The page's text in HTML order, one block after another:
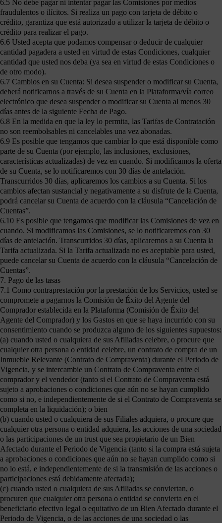
6.5 No debe pagar ni intentar pagar las Comisiones por medios
fraudulentos o ilícitos. Si realiza un pago con tarjeta de débito o
crédito, garantiza que está autorizado a utilizar la tarjeta de débito o
crédito para realizar el pago.
6.6 Usted acepta que podamos compensar o deducir de cualquier
cantidad pagadera a usted en virtud de estas Condiciones, cualquier
cantidad que usted nos deba (ya sea en virtud de estas Condiciones o
de otro modo).
6.7 Cambios en su Cuenta: Si desea suspender o modificar su Cuenta,
deberá notificarnos a través de su Cuenta en la Plataforma/vía correo
electrónico que desea suspender o modificar su Cuenta al menos 30
días antes de la siguiente Fecha de Pago.
6.8 En la medida en que la ley lo permita, las Tarifas de Contratación
no son reembolsables ni cancelables una vez abonadas.
6.9 Es posible que tengamos que cambiar lo que está disponible como
parte de su Cuenta (por ejemplo, las inclusiones, exclusiones,
características actualizadas) de vez en cuando. Si modificamos la oferta
de su Cuenta, se lo notificaremos con 30 días de antelación.
Transcurridos 30 días, aplicaremos los cambios a su Cuenta. Si los
cambios afectan sustancial y negativamente a su disfrute de la Cuenta,
podrá cancelar su Cuenta de acuerdo con la cláusula “Cancelación de
Cuentas”.
6.10 Es posible que tengamos que modificar las Comisiones de vez en
cuando. Si modificamos las Comisiones, se lo notificaremos con 30
días de antelación. Transcurridos 30 días, aplicaremos a su Cuenta la
Tarifa actualizada. Si la Tarifa actualizada no es aceptable para usted,
puede cancelar su Cuenta de acuerdo con la cláusula “Cancelación de
Cuentas”.
7. Pago de las tasas
7.1 Como contraprestación por la prestación de los Servicios, usted se
compromete a pagarnos la Comisión de Éxito del Agente del
Comprador establecida en la Plataforma (Comisión de Éxito del
Agente del Comprador) y los Gastos en que se haya incurrido con su
consentimiento cuando se produzca alguno de los siguientes supuestos:
(a) cuando usted o cualquiera de sus Afiliadas celebre, o procure que
cualquier otra persona o entidad celebre, un contrato de compra de un
Inmueble Relevante (Contrato de Compraventa) durante el Periodo de
Vigencia, y se intercambie un Contrato de Compraventa entre el
comprador y el vendedor (tanto si el Contrato de Compraventa está
sujeto a aprobaciones o condiciones que aún no se hayan cumplido
como si no, e independientemente de si el Contrato de Compraventa se
completa en la liquidación); o bien
(b) cuando usted o cualquiera de sus Filiales adquiera, o procure que
cualquier otra persona o entidad adquiera, las acciones de una sociedad
o las participaciones de un trust que sea propietario de un Bien
Afectado durante el Periodo de Vigencia (tanto si la compra está sujeta
a aprobaciones o condiciones que aún no se hayan cumplido como si
no lo está, e independientemente de si la transmisión de las acciones o
participaciones está debidamente afectada);
(c) cuando usted o cualquiera de sus Afiliadas se conviertan, o
procuren que cualquier otra persona o entidad se convierta en el
beneficiario efectivo legal o equitativo de un Bien Afectado durante el
Periodo de Vigencia, o de las acciones de una sociedad o las